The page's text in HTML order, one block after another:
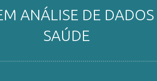
ANÁLISE DE
SAÚDE